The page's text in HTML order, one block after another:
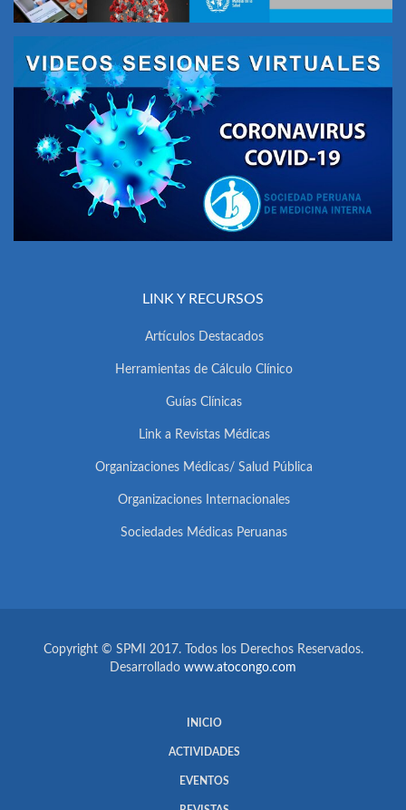
LINK Y RECURSOS
Artículos Destacados
Herramientas de Cálculo Clínico
Guías Clínicas
Link a Revistas Médicas
Organizaciones Médicas/ Salud Pública
Organizaciones Internacionales
Sociedades Médicas Peruanas
Copyright © SPMI 2017. Todos los Derechos Reservados.
Desarrollado www.atocongo.com
INICIO
ACTIVIDADES
EVENTOS